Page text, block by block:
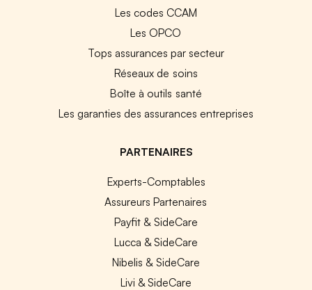
Les codes CCAM
Les OPCO
Tops assurances par secteur
Réseaux de soins
Boîte à outils santé
Les garanties des assurances entreprises
PARTENAIRES
Experts-Comptables
Assureurs Partenaires
Payfit & SideCare
Lucca & SideCare
Nibelis & SideCare
Livi & SideCare